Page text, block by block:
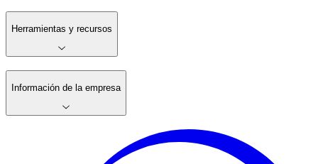
Herramientas y recursos
Información de la empresa